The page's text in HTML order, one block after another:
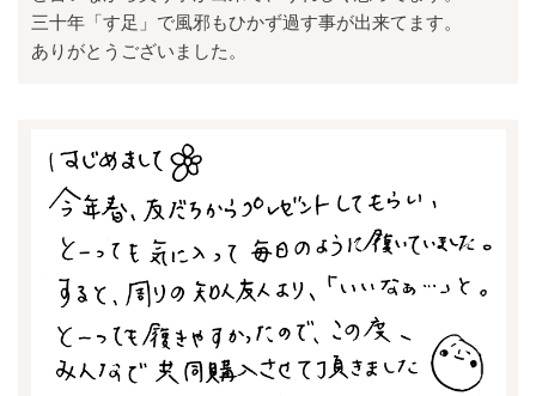
三十年「す足」で風邪もひかず過す事が出来てます。
ありがとうございました。